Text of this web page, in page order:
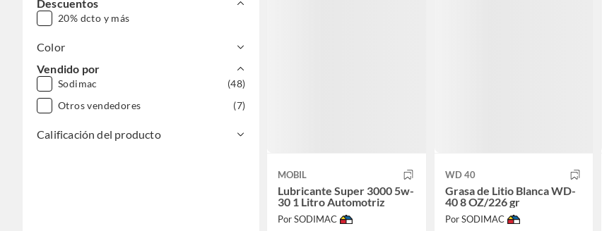
Descuentos
20% dcto y más
Color
Vendido por
Sodimac
(48)
Otros vendedores
(7)
Calificación del producto
MOBIL
Lubricante Super 3000 5w-
30 1 Litro Automotriz
Por SODIMAC
WD 40
Grasa de Litio Blanca WD-
40 8 OZ/226 gr
Por SODIMAC